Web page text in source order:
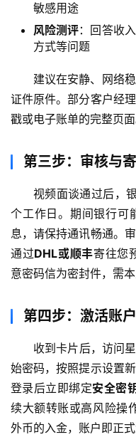
敏感用途
风险测评：回答收
方式等问题
建议在安静、网络
证件原件。部分客户经
戳或电子账单的完整页面
第三步：审核与
视频面谈通过后，
个工作日。期间银行可
息，请保持通讯畅通。
通过DHL或顺丰寄往您
意密码信为密封件，需本
第四步：激活账
收到卡片后，访问
始密码，按照提示设置
登录后立即绑定安全密钥
续大额转账或高风险操
外币的入金，账户即正式